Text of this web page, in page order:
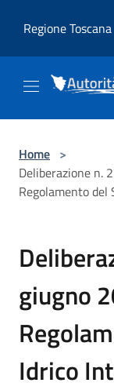
Regione Toscana
Home >
Deliberazione n.
Regolamento del
giugno
Idrico